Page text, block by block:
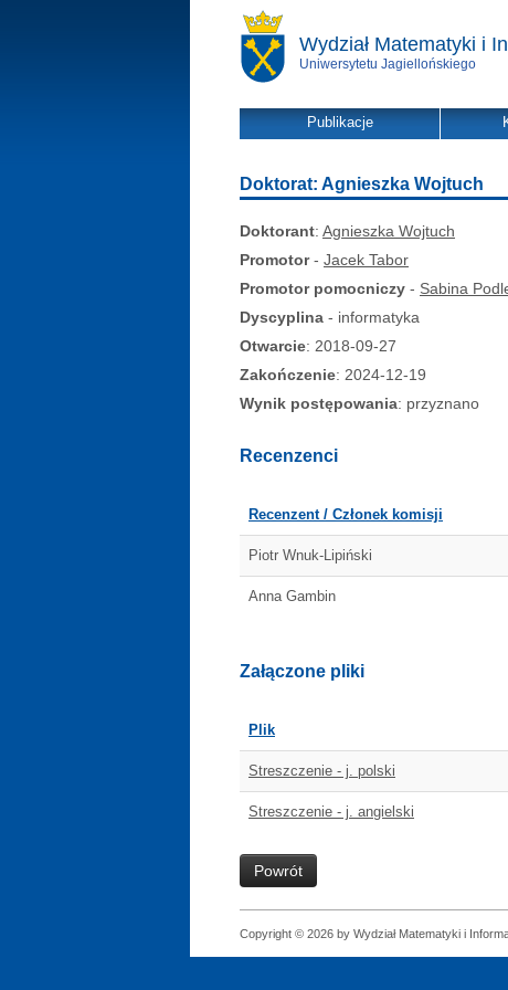
Wydział Matematyki i
Uniwersytetu Jagiellońskiego
Publikacje
Doktorat: Agnieszka Wojtuch
Doktorant: Agnieszka Wojtuch
Promotor- Jacek Tabor
Promotor pomocniczy - Sabina
Dyscyplina - informatyka
Otwarcie: 2018-09-27
Zakończenie: 2024-12-19
Wynik postępowania: przyznano
Recenzenci
Recenzent / Członek komisji
Piotr Wnuk-Lipiński
Anna Gambin
Załączone pliki
Plik
Streszczenie - j. polski
Streszczenie - j. angielski
Powrót
Copyright © 2026 by Wydział Matematyki i